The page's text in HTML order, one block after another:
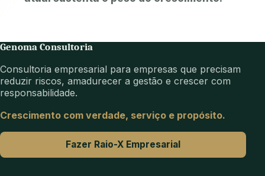
Genoma Consultoria
Consultoria empresarial para empresas que precisam
reduzir riscos, amadurecer a gestão e crescer com
responsabilidade.
Crescimento com verdade, serviço e propósito.
Fazer Raio-X Empresarial